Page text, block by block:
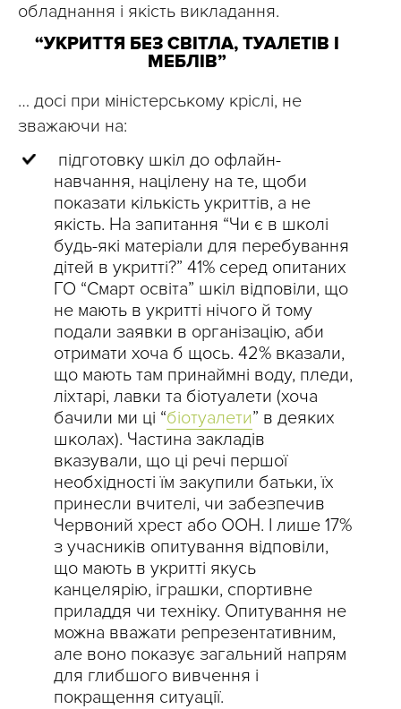
обладнання і якість викладання.
“УКРИТТЯ БЕЗ СВІТЛА, ТУАЛЕТІВ І
МЕБЛІВ”
… досі при міністерському кріслі, не
зважаючи на:
‎ підготовку шкіл до офлайн-
навчання, націлену на те, щоби
показати кількість укриттів, а не
якість. На запитання “Чи є в школі
будь-які матеріали для перебування
дітей в укритті?” 41% серед опитаних
ГО “Смарт освіта” шкіл відповіли, що
не мають в укритті нічого й тому
подали заявки в організацію, аби
отримати хоча б щось. 42% вказали,
що мають там принаймні воду, пледи,
ліхтарі, лавки та біотуалети (хоча
бачили ми ці “біотуалети” в деяких
школах). Частина закладів
вказували, що ці речі першої
необхідності їм закупили батьки, їх
принесли вчителі, чи забезпечив
Червоний хрест або ООН. І лише 17%
з учасників опитування відповіли,
що мають в укритті якусь
канцелярію, іграшки, спортивне
приладдя чи техніку. Опитування не
можна вважати репрезентативним,
але воно показує загальний напрям
для глибшого вивчення і
покращення ситуації.